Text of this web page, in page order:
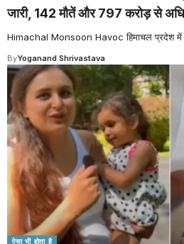
जारी, 142 मौतें और 797 करोड़ से
Himachal Monsoon Havoc हिमाचल प्रदेश में
ByYoganand Shrivastava
ऐसा भी होता है